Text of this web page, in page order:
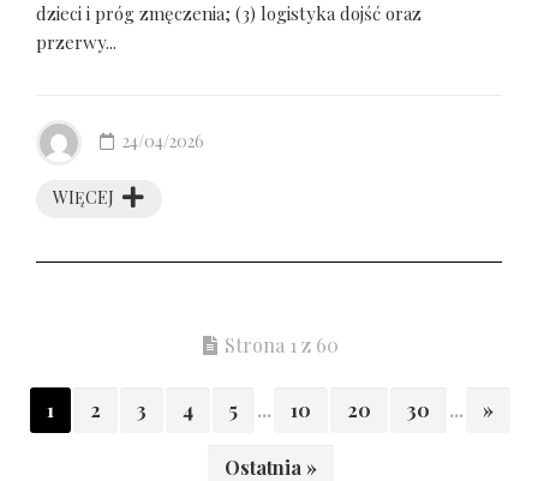
dzieci i próg zmęczenia; (3) logistyka dojść oraz
przerwy...
WIĘCEJ
24/04/2026
Strona 1 z 60
1 2 3 4 5 ... 10 20 30 ... »
Ostatnia »